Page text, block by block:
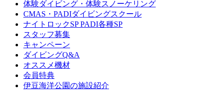
体験ダイビング・体験スノーケリング
CMAS・PADIダイビングスクール
ナイトロックSP PADI各種SP
スタッフ募集
キャンペーン
ダイビングQ&A
オススメ機材
会員特典
伊豆海洋公園の施設紹介